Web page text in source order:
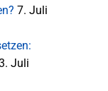
7. Juli
Juli